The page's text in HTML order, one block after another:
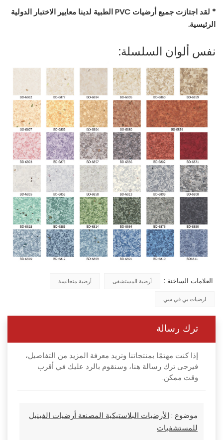
* لقد اجتازت جميع أرضيات PVC الطبية لدينا معايير الاختبار الدولية
الرئيسية.
نفس ألوان السلسلة:
العلامات الساخنة : أرضية المستشفى أرضية متجانسة
ارضيات بي في سي
ترك رسالة
إذا كنت مهتمًا بمنتجاتنا وتريد معرفة المزيد من التفاصيل،
فيرجى ترك رسالة هنا، وسنقوم بالرد عليك في أقرب
وقت ممكن.
موضوع : الأرضيات البلاستيكية المصنعة أرضيات الفينيل
للمستشفيات